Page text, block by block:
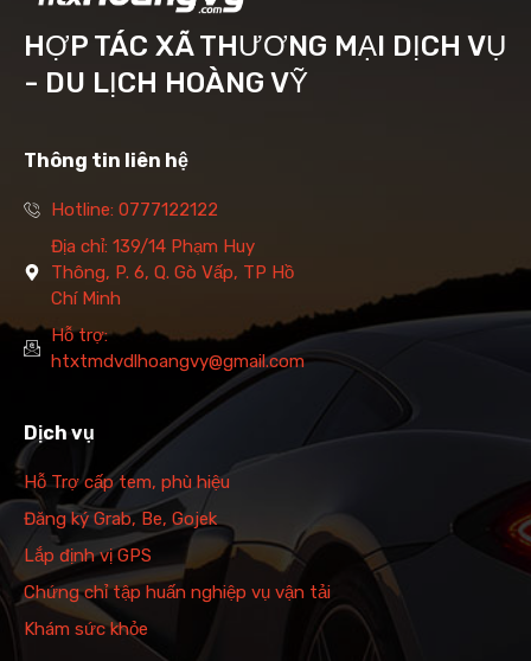
HỢP TÁC XÃ THƯƠNG MẠI DỊCH VỤ
- DU LỊCH HOÀNG VỸ
Thông tin liên hệ
Hotline: 0777122122
Địa chỉ: 139/14 Phạm Huy
Thông, P. 6, Q. Gò Vấp, TP Hồ
Chí Minh
Hỗ trợ:
htxtmdvdlhoangvy@gmail.com
Dịch vụ
Hỗ Trợ cấp tem, phù hiệu
Đăng ký Grab, Be, Gojek
Lắp định vị GPS
Chứng chỉ tập huấn nghiệp vụ vận tải
Khám sức khỏe